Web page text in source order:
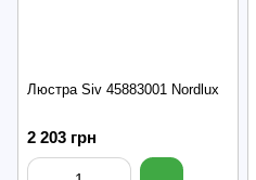
Люстра Siv 45883001 Nordlux
2 203 грн